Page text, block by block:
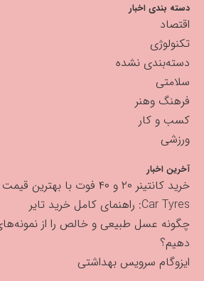
دسته بندی اخبار
اقتصاد
تکنولوژی
دسته‌بندی نشده
سلامتی
فرهنگ وهنر
کسب و کار
ورزشی
آخرین اخبار
خرید کانتینر ۲۰ و ۴۰ فوت با بهترین قیمت
Car Tyres: راهنمای کامل خرید تایر
چگونه عسل طبیعی و خالص را از
دهیم؟
ایزوگام سرویس بهداشتی